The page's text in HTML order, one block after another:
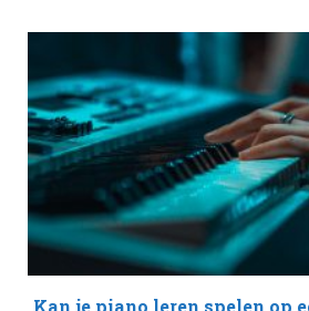
Kan je piano leren spelen op